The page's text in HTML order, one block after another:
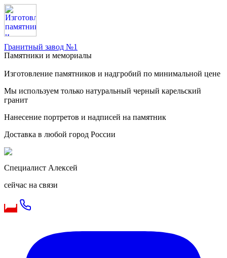
Гранитный завод №1
Памятники и мемориалы
Изготовление памятников и надгробий по минимальной цене
Мы используем только натуральный черный карельский
гранит
Нанесение портретов и надписей на памятник
Доставка в любой город России
Специалист Алексей
сейчас на связи